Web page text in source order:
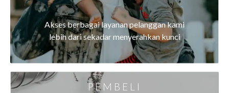
Akses berbagai layanan pelanggan kami
lebih dari sekadar menyerahkan kunci
PEMBELI